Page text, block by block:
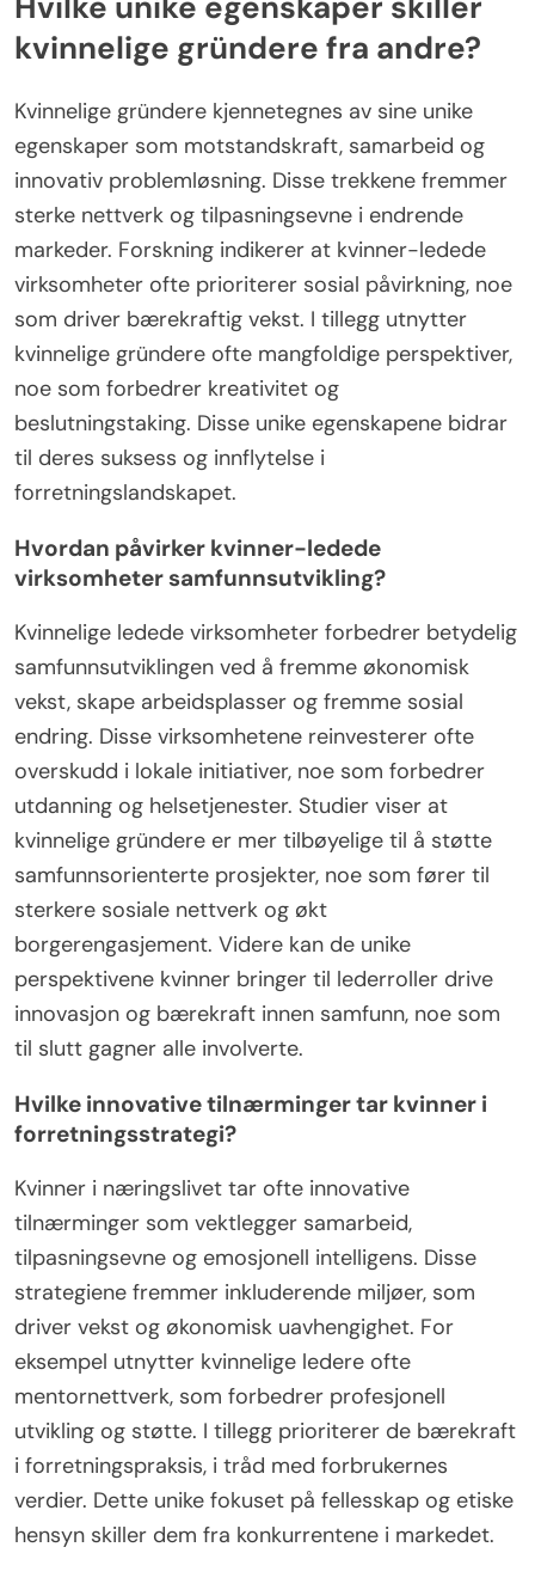
innovasjon og samarbeid. Som et resultat fungerer
emosjonell intelligens som en kritisk faktor for å
næringslivet.
Hvilke unike egenskaper skiller
kvinnelige gründere fra andre?
Kvinnelige gründere kjennetegnes av sine unike
egenskaper som motstandskraft, samarbeid og
innovativ problemløsning. Disse trekkene fremmer
sterke nettverk og tilpasningsevne i endrende
markeder. Forskning indikerer at kvinner-ledede
som driver bærekraftig vekst. I tillegg utnytter
kvinnelige gründere ofte mangfoldige perspektiver,
noe som forbedrer kreativitet og
beslutningstaking. Disse unike egenskapene bidrar
til deres suksess og innflytelse i
forretningslandskapet.
Hvordan påvirker kvinner-ledede
virksomheter samfunnsutvikling?
Kvinnelige ledede virksomheter forbedrer betydelig
samfunnsutviklingen ved å fremme økonomisk
vekst, skape arbeidsplasser og fremme sosial
endring. Disse virksomhetene reinvesterer ofte
overskudd i lokale initiativer, noe som forbedrer
utdanning og helsetjenester. Studier viser at
samfunnsorienterte prosjekter, noe som fører til
sterkere sosiale nettverk og økt
borgerengasjement. Videre kan de unike
perspektivene kvinner bringer til lederroller drive
innovasjon og bærekraft innen samfunn, noe som
til slutt gagner alle involverte.
Hvilke innovative tilnærminger tar kvinner i
forretningsstrategi?
Kvinner i næringslivet tar ofte innovative
tilnærminger som vektlegger samarbeid,
tilpasningsevne og emosjonell intelligens. Disse
strategiene fremmer inkluderende miljøer, som